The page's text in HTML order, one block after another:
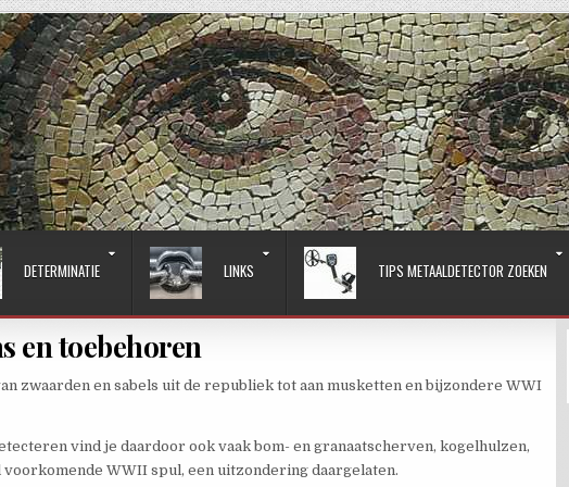
DETERMINATIE LINKS TIPS METAALDETECTOR ZOEKEN
en toebehoren
zwaarden en sabels uit de republiek tot aan musketten en bijzondere WWI
vind je daardoor ook vaak bom- en granaatscherven, kogelhulzen,
WWII spul, een uitzondering daargelaten.